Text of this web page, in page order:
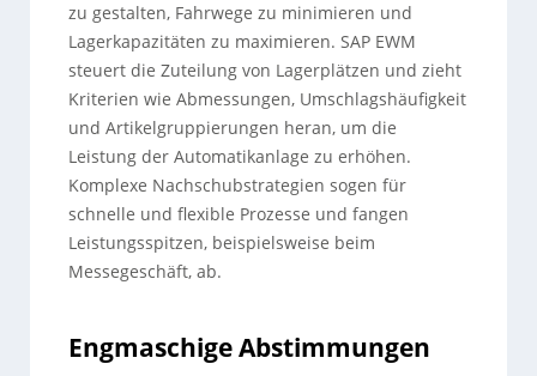
zu gestalten, Fahrwege zu minimieren und
Lagerkapazitäten zu maximieren. SAP EWM
steuert die Zuteilung von Lagerplätzen und zieht
Kriterien wie Abmessungen, Umschlagshäufigkeit
und Artikelgruppierungen heran, um die
Leistung der Automatikanlage zu erhöhen.
Komplexe Nachschubstrategien sogen für
schnelle und flexible Prozesse und fangen
Leistungsspitzen, beispielsweise beim
Messegeschäft, ab.
Engmaschige Abstimmungen